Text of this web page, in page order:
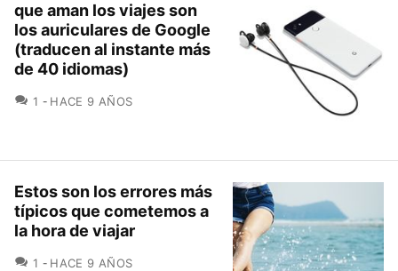
que aman los viajes son
los auriculares de Google
(traducen al instante más
de 40 idiomas)
1 COMENTARIOS
HACE 9 AÑOS
Estos son los errores más
típicos que cometemos a
la hora de viajar
1 COMENTARIOS
HACE 9 AÑOS